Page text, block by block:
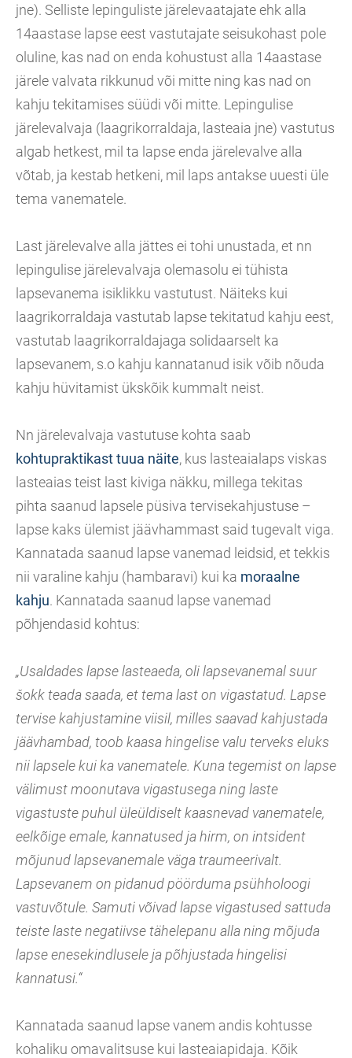
jne). Selliste lepinguliste järelevaatajate ehk alla
14aastase lapse eest vastutajate seisukohast pole
oluline, kas nad on enda kohustust alla 14aastase
järele valvata rikkunud või mitte ning kas nad on
kahju tekitamises süüdi või mitte. Lepingulise
järelevalvaja (laagrikorraldaja, lasteaia jne) vastutus
algab hetkest, mil ta lapse enda järelevalve alla
võtab, ja kestab hetkeni, mil laps antakse uuesti üle
tema vanematele.
Last järelevalve alla jättes ei tohi unustada, et nn
lepingulise järelevalvaja olemasolu ei tühista
lapsevanema isiklikku vastutust. Näiteks kui
laagrikorraldaja vastutab lapse tekitatud kahju eest,
vastutab laagrikorraldajaga solidaarselt ka
lapsevanem, s.o kahju kannatanud isik võib nõuda
kahju hüvitamist ükskõik kummalt neist.
Nn järelevalvaja vastutuse kohta saab
kohtupraktikast tuua näite, kus lasteaialaps viskas
lasteaias teist last kiviga näkku, millega tekitas
pihta saanud lapsele püsiva tervisekahjustuse –
lapse kaks ülemist jäävhammast said tugevalt viga.
Kannatada saanud lapse vanemad leidsid, et tekkis
nii varaline kahju (hambaravi) kui ka moraalne
kahju. Kannatada saanud lapse vanemad
põhjendasid kohtus:
„Usaldades lapse lasteaeda, oli lapsevanemal suur
šokk teada saada, et tema last on vigastatud. Lapse
tervise kahjustamine viisil, milles saavad kahjustada
jäävhambad, toob kaasa hingelise valu terveks eluks
nii lapsele kui ka vanematele. Kuna tegemist on lapse
välimust moonutava vigastusega ning laste
vigastuste puhul üleüldiselt kaasnevad vanematele,
eelkõige emale, kannatused ja hirm, on intsident
mõjunud lapsevanemale väga traumeerivalt.
Lapsevanem on pidanud pöörduma psühholoogi
vastuvõtule. Samuti võivad lapse vigastused sattuda
teiste laste negatiivse tähelepanu alla ning mõjuda
lapse enesekindlusele ja põhjustada hingelisi
kannatusi.“
Kannatada saanud lapse vanem andis kohtusse
kohaliku omavalitsuse kui lasteaiapidaja. Kõik